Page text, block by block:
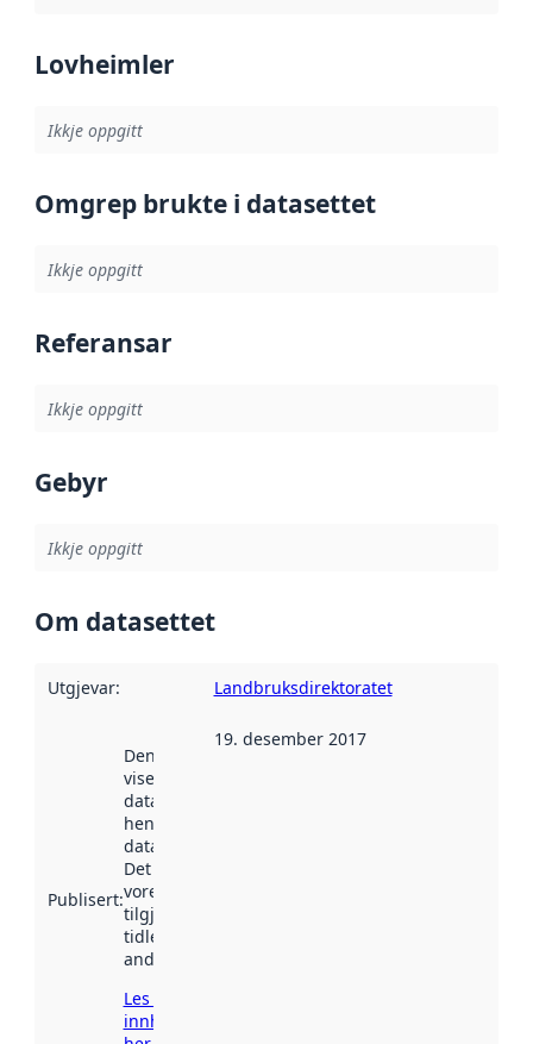
Lovheimler
Ikkje oppgitt
Omgrep brukte i datasettet
Ikkje oppgitt
Referansar
Ikkje oppgitt
Gebyr
Ikkje oppgitt
Om datasettet
Utgjevar: Landbruksdirektoratet
Publisert:
Denne datoen
viser når
datasettet vart
henta inn av
data.norge.no.
Det kan ha
vore
tilgjengeleg
tidlegare
andre stader.
Les meir om
innhenting
19. desember 2017